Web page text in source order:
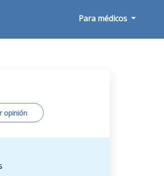
Para médicos
opinión